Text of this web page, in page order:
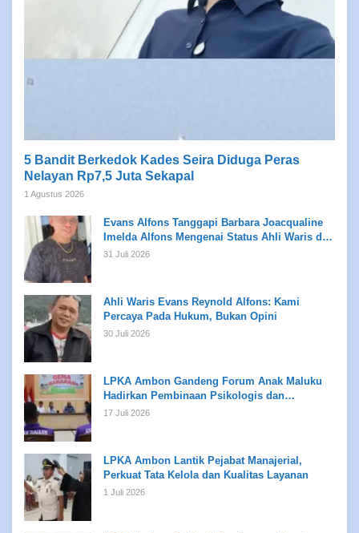
5 Bandit Berkedok Kades Seira Diduga Peras
Nelayan Rp7,5 Juta Sekapal
1 Agustus 2026
Evans Alfons Tanggapi Barbara Joacqualine
Imelda Alfons Mengenai Status Ahli Waris dan
Putusan Pengadilan
31 Juli 2026
Ahli Waris Evans Reynold Alfons: Kami
Percaya Pada Hukum, Bukan Opini
30 Juli 2026
LPKA Ambon Gandeng Forum Anak Maluku
Hadirkan Pembinaan Psikologis dan
Kreativitas bagi Anak Binaan
17 Juli 2026
LPKA Ambon Lantik Pejabat Manajerial,
Perkuat Tata Kelola dan Kualitas Layanan
1 Juli 2026